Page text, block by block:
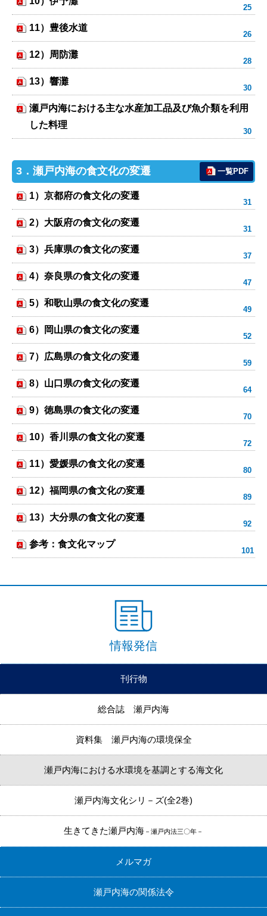
11）豊後水道
12）周防灘
13）響灘
瀬戸内海における主な水産加工品及び魚介類を利用
した料理
3．瀬戸内海の食文化の変遷 一覧PDF
1）京都府の食文化の変遷
2）大阪府の食文化の変遷
3）兵庫県の食文化の変遷
4）奈良県の食文化の変遷
5）和歌山県の食文化の変遷
6）岡山県の食文化の変遷
7）広島県の食文化の変遷
8）山口県の食文化の変遷
9）徳島県の食文化の変遷
10）香川県の食文化の変遷
11）愛媛県の食文化の変遷
12）福岡県の食文化の変遷
13）大分県の食文化の変遷
参考：食文化マップ
情報発信
刊行物
総合誌 瀬戸内海
資料集 瀬戸内海の環境保全
瀬戸内海における水環境を基調とする海文化
瀬戸内海文化シリ－ズ(全2巻)
生きてきた瀬戸内海 －瀬戸内法三〇年－
メルマガ
瀬戸内海の関係法令